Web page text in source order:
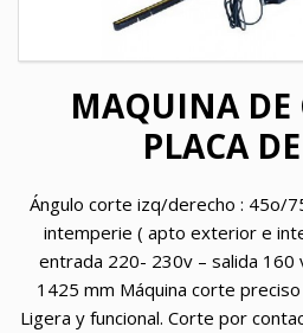
MAQUINA DE
PLACA
Ángulo corte izq/derecho : 45o/
intemperie ( apto exterior e
entrada 220- 230v – salida 160
1425 mm Máquina corte
Ligera y funcional. Corte por